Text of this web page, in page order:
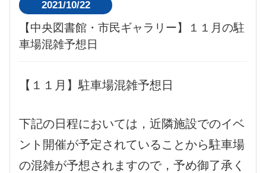
2021/10/22
【中央図書館・市民ギャラリー】１１月の駐
車場混雑予想日
【１１月】駐車場混雑予想日
下記の日程においては，近隣施設でのイベ
ント開催が予定されていることから駐車場
の混雑が予想されますので，予め御了承く